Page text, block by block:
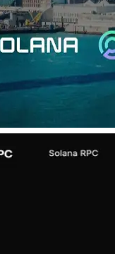
entornos de mayor
una VPS solución
y una pila de software
excepcional
servicio se vendió
la alta demanda.
York